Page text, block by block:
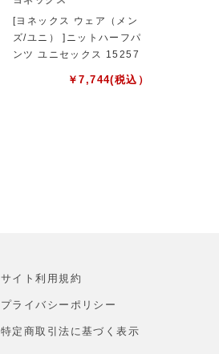
[ヨネックス ウェア（メン
ズ/ユニ） ]ニットハーフパ
ンツ ユニセックス 15257
￥7,744(税込）
サイト利⽤規約
プライバシーポリシー
特定商取引法に基づく表示